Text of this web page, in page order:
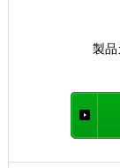
製品